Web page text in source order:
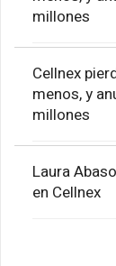
millones
Cellnex
menos, y
millones
Laura
en Cellnex